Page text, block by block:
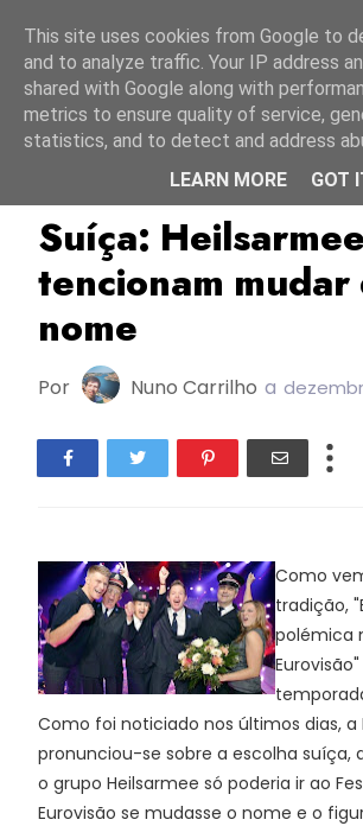
Suiça
Suíça:
tencionam mudar
nome
Por Nuno Carrilho a
Como
tradição,
polémica
Como foi noticiado nos últimos dias, a
pronunciou-se sobre a escolha suíça,
o grupo Heilsarmee só poderia ir ao
Eurovisão se mudasse o nome e o
This site uses cookies from Google to
and to analyze traffic. Your IP address
shared with Google along with
metrics to ensure quality of service,
statistics, and to detect and address
LEARN MORE
GOT